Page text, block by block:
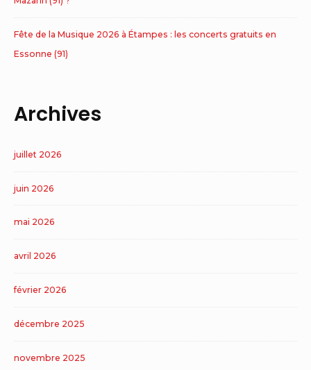
Fête de la Musique 2026 à Étampes : les concerts gratuits en
Essonne (91)
Archives
juillet 2026
juin 2026
mai 2026
avril 2026
février 2026
décembre 2025
novembre 2025